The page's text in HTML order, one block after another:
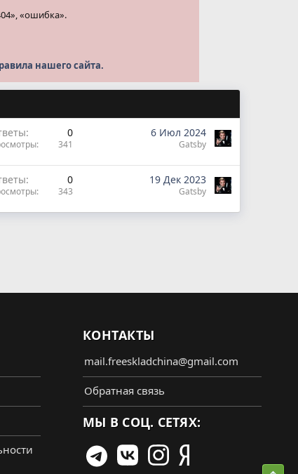
«ошибка».
нашего сайта.
0
341
6 Июл 2024
Gatsby
0
343
19 Дек 2023
Gatsby
КОНТАКТЫ
mail.freeskladchina@gmail.com
Обратная связь
МЫ В СОЦ. СЕТЯХ: